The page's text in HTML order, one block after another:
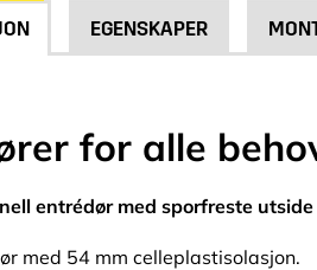
EGENSKAPER
for alle
entrédør med sporfreste
med 54 mm celleplastisolasjon.